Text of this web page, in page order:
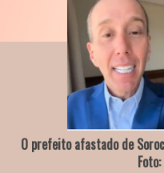
O prefeito afastado de